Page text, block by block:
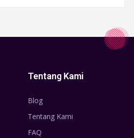
Tentang Kami
Blog
Tentang Kami
FAQ